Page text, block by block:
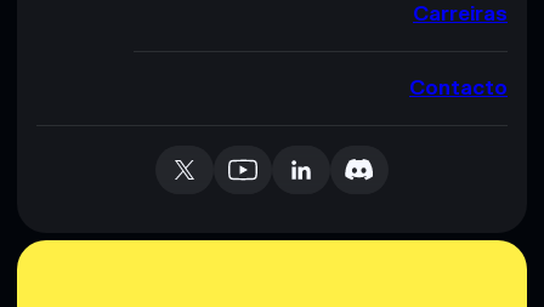
Carreiras
Contacto